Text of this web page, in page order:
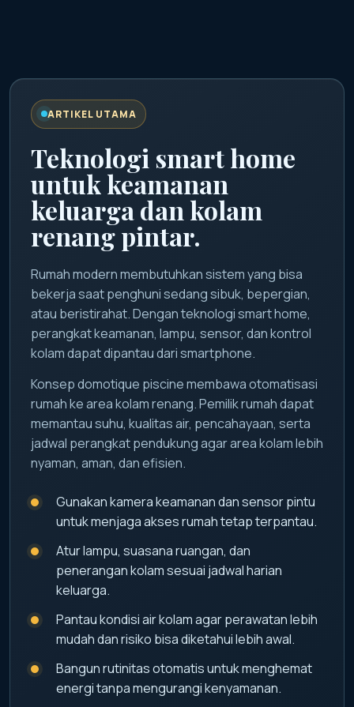
ARTIKEL UTAMA
Teknologi smart home
untuk keamanan
keluarga dan kolam
renang pintar.
Rumah modern membutuhkan sistem yang bisa
bekerja saat penghuni sedang sibuk, bepergian,
atau beristirahat. Dengan teknologi smart home,
perangkat keamanan, lampu, sensor, dan kontrol
kolam dapat dipantau dari smartphone.
Konsep domotique piscine membawa otomatisasi
rumah ke area kolam renang. Pemilik rumah dapat
memantau suhu, kualitas air, pencahayaan, serta
jadwal perangkat pendukung agar area kolam lebih
nyaman, aman, dan efisien.
Gunakan kamera keamanan dan sensor pintu
untuk menjaga akses rumah tetap terpantau.
Atur lampu, suasana ruangan, dan
penerangan kolam sesuai jadwal harian
keluarga.
Pantau kondisi air kolam agar perawatan lebih
mudah dan risiko bisa diketahui lebih awal.
Bangun rutinitas otomatis untuk menghemat
energi tanpa mengurangi kenyamanan.